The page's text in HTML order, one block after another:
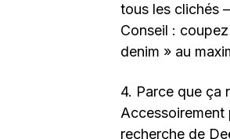
tous les clichés
Conseil :
denim » au
4. Parce que ça
Accessoirement
recherche de